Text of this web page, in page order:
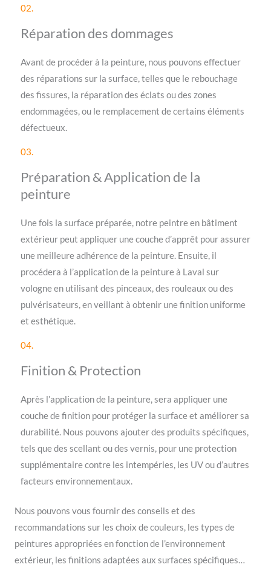
02.
Réparation des dommages
Avant de procéder à la peinture, nous pouvons effectuer
des réparations sur la surface, telles que le rebouchage
des fissures, la réparation des éclats ou des zones
endommagées, ou le remplacement de certains éléments
défectueux.
03.
Préparation & Application de la
peinture
Une fois la surface préparée, notre peintre en bâtiment
extérieur peut appliquer une couche d’apprêt pour assurer
une meilleure adhérence de la peinture. Ensuite, il
procédera à l’application de la peinture à Laval sur
vologne en utilisant des pinceaux, des rouleaux ou des
pulvérisateurs, en veillant à obtenir une finition uniforme
et esthétique.
04.
Finition & Protection
Après l’application de la peinture, sera appliquer une
couche de finition pour protéger la surface et améliorer sa
durabilité. Nous pouvons ajouter des produits spécifiques,
tels que des scellant ou des vernis, pour une protection
supplémentaire contre les intempéries, les UV ou d’autres
facteurs environnementaux.
Nous pouvons vous fournir des conseils et des
recommandations sur les choix de couleurs, les types de
peintures appropriées en fonction de l’environnement
extérieur, les finitions adaptées aux surfaces spécifiques…